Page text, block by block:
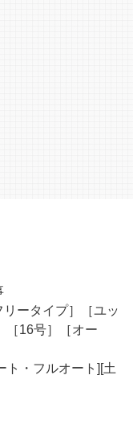
ータイプ］［ユッ
［16号］［オー
・フルオート][土